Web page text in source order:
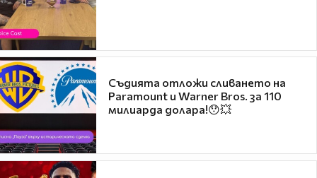
Съдията отложи сливането на
Paramount и Warner Bros. за 110
милиарда долара!😯💥